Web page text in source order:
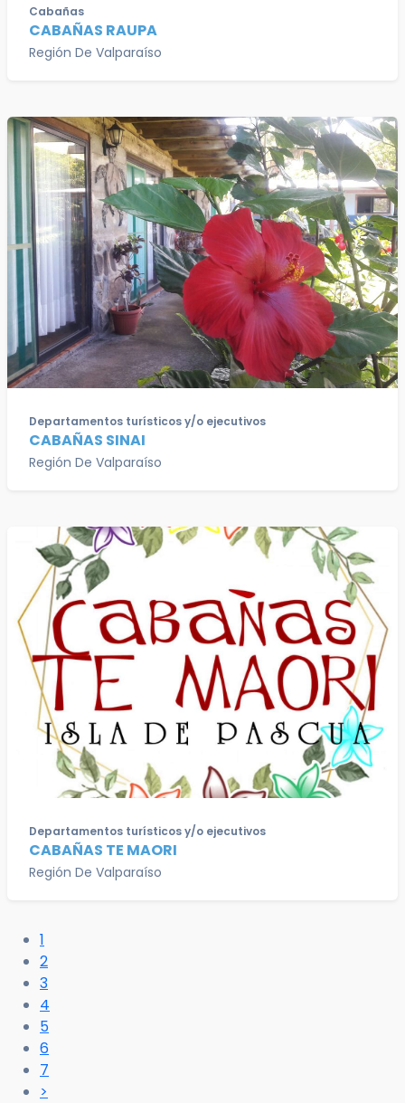
Cabañas
CABAÑAS RAUPA
Región De Valparaíso
Departamentos turísticos y/o ejecutivos
CABAÑAS SINAI
Región De Valparaíso
Departamentos turísticos y/o ejecutivos
CABAÑAS TE MAORI
Región De Valparaíso
1
2
3
4
5
6
7
>